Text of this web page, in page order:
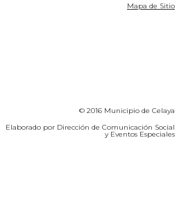
Mapa de Sitio
© 2016 Municipio de Celaya
Elaborado por Dirección de Comunicación Social
y Eventos Especiales